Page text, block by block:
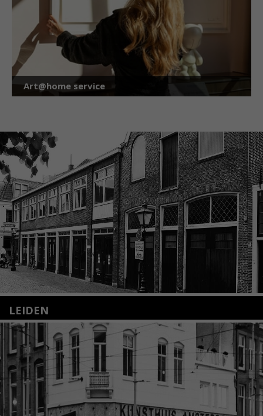
Art@home service
LEIDEN
Nieuwstraat 35
2312 KA Leiden
+31(0)71 – 52 84 480
info@kunsthuisleiden.nl
Lees meer